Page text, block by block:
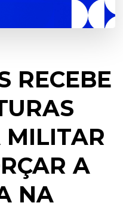
RECEBE
MILITAR
A
NA